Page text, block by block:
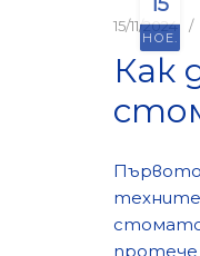
НОЕ.
15/11/2024
Как
Първото
техните
протече